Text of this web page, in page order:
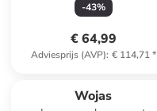
-43%
€ 64,99
Adviesprijs (AVP): € 114,71*
Wojas